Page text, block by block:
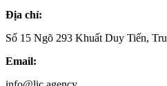
Địa chỉ:
Số 15 Ngõ 293 Khuất Duy Tiến,
Email: